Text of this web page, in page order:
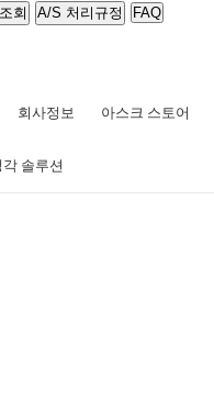
회 A/S 처리규정
FAQ
회사정보 아스크 스토어
각 솔루션